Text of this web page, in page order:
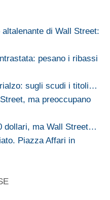
di Wall Street:
pesano i ribassi
sugli scudi i titoli…
ma preoccupano
dollari, ma Wall Street…
Piazza Affari in